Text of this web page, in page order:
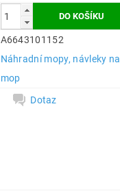
A6643101152
Náhradní mopy, návleky na
mop
Dotaz